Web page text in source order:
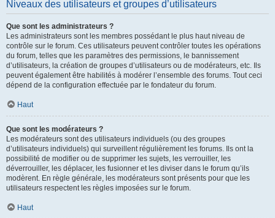
Niveaux des utilisateurs et groupes d’utilisateurs
Que sont les administrateurs ?
Les administrateurs sont les membres possédant le plus haut niveau de
contrôle sur le forum. Ces utilisateurs peuvent contrôler toutes les opérations
du forum, telles que les paramètres des permissions, le bannissement
d’utilisateurs, la création de groupes d’utilisateurs ou de modérateurs, etc. Ils
peuvent également être habilités à modérer l’ensemble des forums. Tout ceci
dépend de la configuration effectuée par le fondateur du forum.
Haut
Que sont les modérateurs ?
Les modérateurs sont des utilisateurs individuels (ou des groupes
d’utilisateurs individuels) qui surveillent régulièrement les forums. Ils ont la
possibilité de modifier ou de supprimer les sujets, les verrouiller, les
déverrouiller, les déplacer, les fusionner et les diviser dans le forum qu’ils
modèrent. En règle générale, les modérateurs sont présents pour que les
utilisateurs respectent les règles imposées sur le forum.
Haut